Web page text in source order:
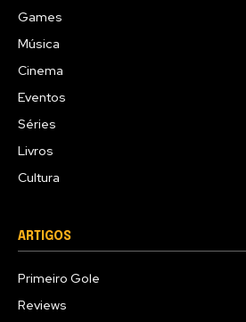
Games
Música
Cinema
Eventos
Séries
Livros
Cultura
ARTIGOS
Primeiro Gole
Reviews